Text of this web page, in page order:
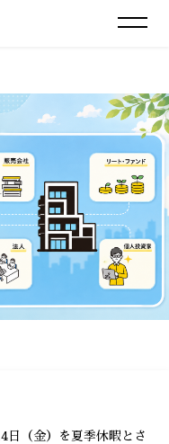
日（金）を夏季休暇とさ